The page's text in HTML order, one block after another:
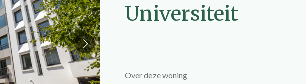
Universiteit
Over deze woning